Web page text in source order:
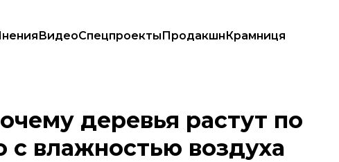
ВидеоСпецпроектыПродакшнКрамниця
с влажностью воздуха
деревья растут по
с влажностью воздуха